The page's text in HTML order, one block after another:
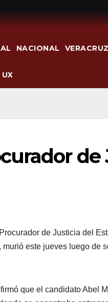
NACIONAL VERACRUZ
UX
de
de Justicia del
este jueves luego de
que el candidato Abel